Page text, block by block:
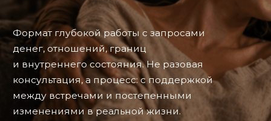
изменениями в реальной жизни.
ЗАПИСАТЬСЯ